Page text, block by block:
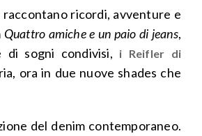
raccontano ricordi, avventure e
Quattro amiche e un paio di jeans,
di sogni condivisi, i Reifler di
ora in due nuove shades che
del denim contemporaneo.